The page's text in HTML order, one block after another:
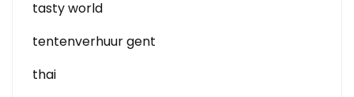
tasty world
tentenverhuur gent
thai